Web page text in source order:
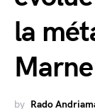
la
Marne
by Rado